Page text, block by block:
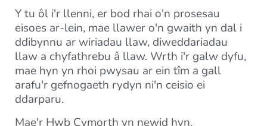
Y tu ôl i'r llenni, er bod rhai o'n prosesau
eisoes ar-lein, mae llawer o'n gwaith yn dal i
ddibynnu ar wiriadau llaw, diweddariadau
llaw a chyfathrebu â llaw. Wrth i'r galw dyfu,
mae hyn yn rhoi pwysau ar ein tîm a gall
arafu'r gefnogaeth rydyn ni'n ceisio ei
ddarparu.
Mae'r Hwb Cymorth yn newid hyn.